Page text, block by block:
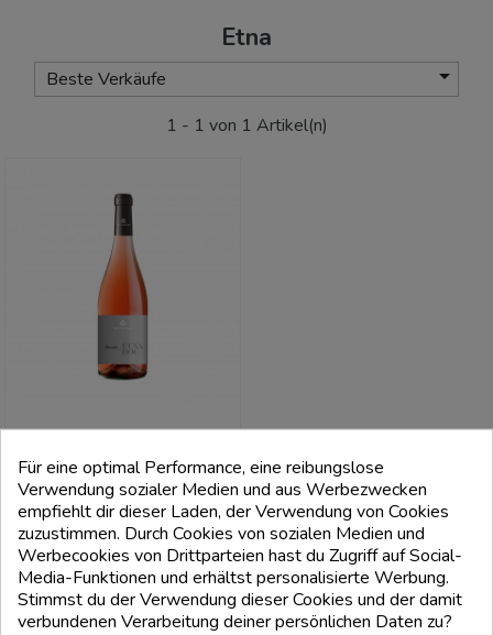
Etna
Beste Verkäufe 
1 - 1 von 1 Artikel(n)
COTTANERA
Ätna Rosato Doc - Cottanera
Preis
23,00 €
add_shopping_cart
Für eine optimal Performance, eine reibungslose
Verwendung sozialer Medien und aus Werbezwecken
empfiehlt dir dieser Laden, der Verwendung von Cookies
zuzustimmen. Durch Cookies von sozialen Medien und
Werbecookies von Drittparteien hast du Zugriff auf Social-
Media-Funktionen und erhältst personalisierte Werbung.
Stimmst du der Verwendung dieser Cookies und der damit
verbundenen Verarbeitung deiner persönlichen Daten zu?